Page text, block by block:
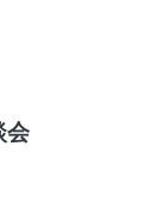
会